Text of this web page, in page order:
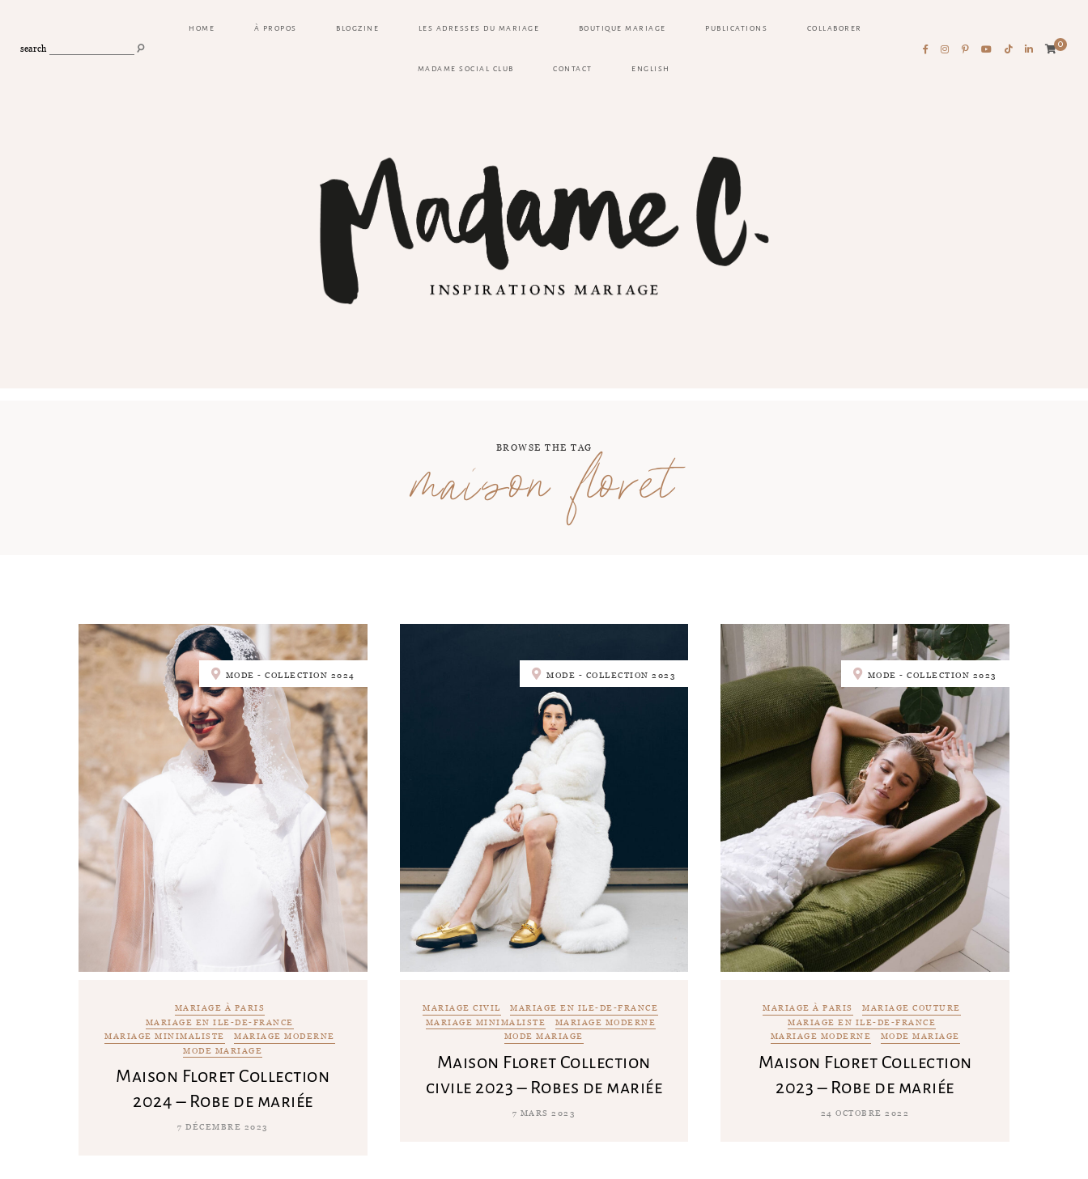
search
HOME À PROPOS BLOGZINE LES ADRESSES DU MARIAGE BOUTIQUE MARIAGE PUBLICATIONS COLLABORER
MADAME SOCIAL CLUB CONTACT ENGLISH
0
BROWSE THE TAG
maison floret
MODE - COLLECTION 2024
MARIAGE À PARIS
MARIAGE EN ILE-DE-FRANCE
MARIAGE MINIMALISTE
MARIAGE MODERNE
MODE MARIAGE
Maison Floret Collection
2024 – Robe de mariée
7 DÉCEMBRE 2023
MODE - COLLECTION 2023
MARIAGE CIVIL
MARIAGE EN ILE-DE-FRANCE
MARIAGE MINIMALISTE
MARIAGE MODERNE
MODE MARIAGE
Maison Floret Collection
civile 2023 – Robes de mariée
7 MARS 2023
MODE - COLLECTION 2023
MARIAGE À PARIS
MARIAGE COUTURE
MARIAGE EN ILE-DE-FRANCE
MARIAGE MODERNE
MODE MARIAGE
Maison Floret Collection
2023 – Robe de mariée
24 OCTOBRE 2022